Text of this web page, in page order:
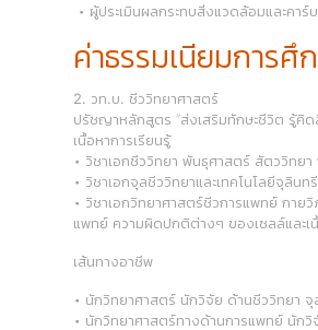
• ผู้ประเมินผลกระทบสิ่งแวดล้อมและคา
ค่าธรรมเนียมการศึ
2. วท.บ. ชีววิทยาศาสตร์
ปรัชญาหลักสูตร “ส่งเสริมทักษะชีวิต รู้คิด
เนื้อหาการเรียนรู้
• วิชาเอกชีววิทยา พันธุศาสตร์ สัตววิทย
• วิชาเอกจุลชีววิทยาและเทคโนโลยีจุลิ
• วิชาเอกวิทยาศาสตร์ชีวการแพทย์ กาย
แพทย์ ความผิดปกติต่างๆ ของเซลล์และเ
เส้นทางอาชีพ
• นักวิทยาศาสตร์ นักวิจัย ด้านชีววิทยา จุ
• นักวิทยาศาสตร์ทางด้านการแพทย์ นัก